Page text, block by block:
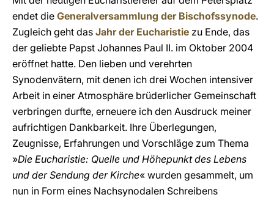
endet die Generalversammlung der Bischofssynode.
Zugleich geht das Jahr der Eucharistie zu Ende, das
der geliebte Papst Johannes Paul II. im Oktober 2004
eröffnet hatte. Den lieben und verehrten
Synodenvätern, mit denen ich drei Wochen intensiver
Arbeit in einer Atmosphäre brüderlicher Gemeinschaft
verbringen durfte, erneuere ich den Ausdruck meiner
aufrichtigen Dankbarkeit. Ihre Überlegungen,
Zeugnisse, Erfahrungen und Vorschläge zum Thema
»Die Eucharistie: Quelle und Höhepunkt des Lebens
und der Sendung der Kirche« wurden gesammelt, um
nun in Form eines Nachsynodalen Schreibens